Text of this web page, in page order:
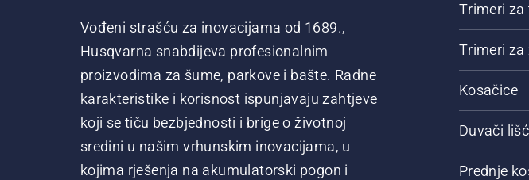
Vođeni strašću za inovacijama od 1689.,
Husqvarna snabdijeva profesionalnim
proizvodima za šume, parkove i bašte. Radne
karakteristike i korisnost ispunjavaju zahtjeve
koji se tiču bezbjednosti i brige o životnoj
sredini u našim vrhunskim inovacijama, u
kojima rješenja na akumulatorski pogon i
Trimeri za
Trimeri za
Kosačice
Duvači
Prednje